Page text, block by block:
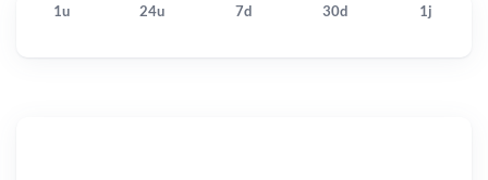
1u 24u 7d 30d 1j